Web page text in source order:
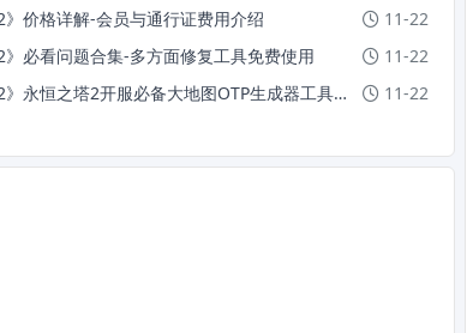
》价格详解-会员与通行证费用介绍
11-22
》必看问题合集-多方面修复工具免费使用
11-22
之塔2开服必备大地图OTP生成器工具与新手小白开荒技巧-位置坐标
11-22